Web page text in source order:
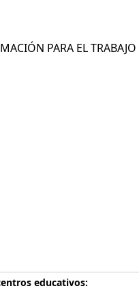
PARA EL TRABAJO
educativos: